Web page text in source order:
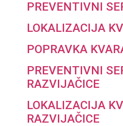
PREVENTIVNI
LOKALIZACIJA
POPRAVKA
PREVENTIVNI
RAZVIJAČICE
LOKALIZACIJA
RAZVIJAČICE